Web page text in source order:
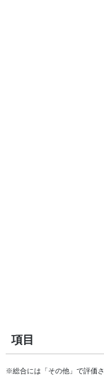
項目
※総合には「その他」で評価